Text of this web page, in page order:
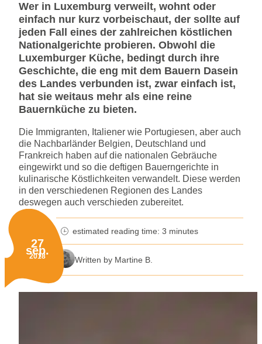
Wer in Luxemburg verweilt, wohnt oder
einfach nur kurz vorbeischaut, der sollte auf
jeden Fall eines der zahlreichen köstlichen
Nationalgerichte probieren. Obwohl die
Luxemburger Küche, bedingt durch ihre
Geschichte, die eng mit dem Bauern Dasein
des Landes verbunden ist, zwar einfach ist,
hat sie weitaus mehr als eine reine
Bauernküche zu bieten.
Die Immigranten, Italiener wie Portugiesen, aber auch
die Nachbarländer Belgien, Deutschland und
Frankreich haben auf die nationalen Gebräuche
eingewirkt und so die deftigen Bauerngerichte in
kulinarische Köstlichkeiten verwandelt. Diese werden
in den verschiedenen Regionen des Landes
deswegen auch verschieden zubereitet.
Published on:
27
sep.
2018
minutes reading time
estimated reading time: 3 minutes
Written by Martine B.